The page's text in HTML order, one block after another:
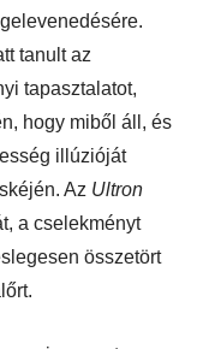
tanult az
tapasztalatot,
hogy miből áll, és
illúzióját
Az Ultron
a cselekményt
összetört